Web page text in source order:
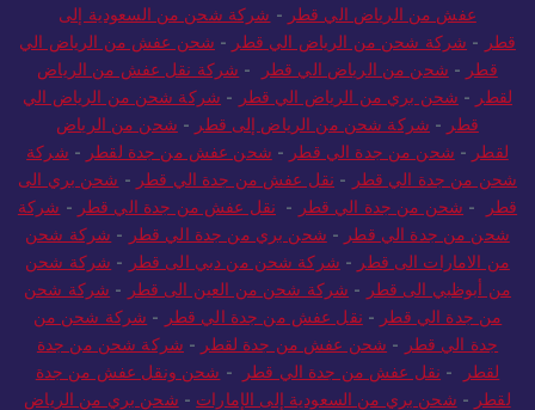
عفش من الرياض الي قطر - شركة شحن من السعودية إلى
قطر - شركة شحن من الرياض الي قطر - شحن عفش من الرياض الي
قطر - شحن من الرياض الي قطر - شركة نقل عفش من الرياض
لقطر - شحن بري من الرياض الي قطر - شركة شحن من الرياض الي
قطر - شركة شحن من الرياض إلى قطر - شحن من الرياض
لقطر - شحن من جدة الي قطر - شحن عفش من جدة لقطر - شركة
شحن من جدة الي قطر - نقل عفش من جدة الي قطر - شحن بري الى
قطر
- شحن من جدة الي قطر - نقل عفش من جدة الي قطر - شركة
شحن من جدة الي قطر - شحن بري من جدة الي قطر - شركة شحن
من الامارات الى قطر - شركة شحن من دبي الى قطر - شركة شحن
من أبوظبي الى قطر - شركة شحن من العين الى قطر - شركة شحن
من جدة الي قطر - نقل عفش من جدة الي قطر - شركة شحن من
جدة الي قطر - شحن عفش من جدة لقطر - شركة شحن من جدة
لقطر
- نقل عفش من جدة الي قطر - شحن ونقل عفش من جدة
لقطر - شحن بري من السعودية إلى الإمارات - شحن بري من الرياض